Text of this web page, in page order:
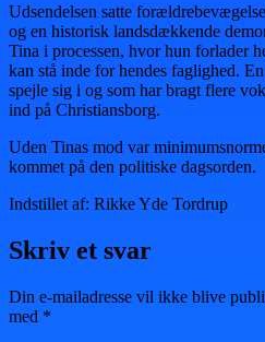
Udsendelsen satte
og en historisk landsdækkende
Tina i processen, hvor hun forlader
kan stå inde for hendes faglighed.
spejle sig i og som har bragt flere
ind på Christiansborg.
Uden Tinas mod var
kommet på den politiske dagsorden.
Indstillet af: Rikke Yde Tordrup
Skriv et svar
Din e-mailadresse vil ikke blive
med *